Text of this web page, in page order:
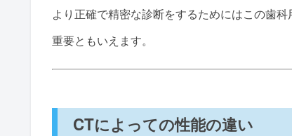
より正確で精密な診断をするためにはこの歯
重要ともいえます。
CTによっての性能の違い